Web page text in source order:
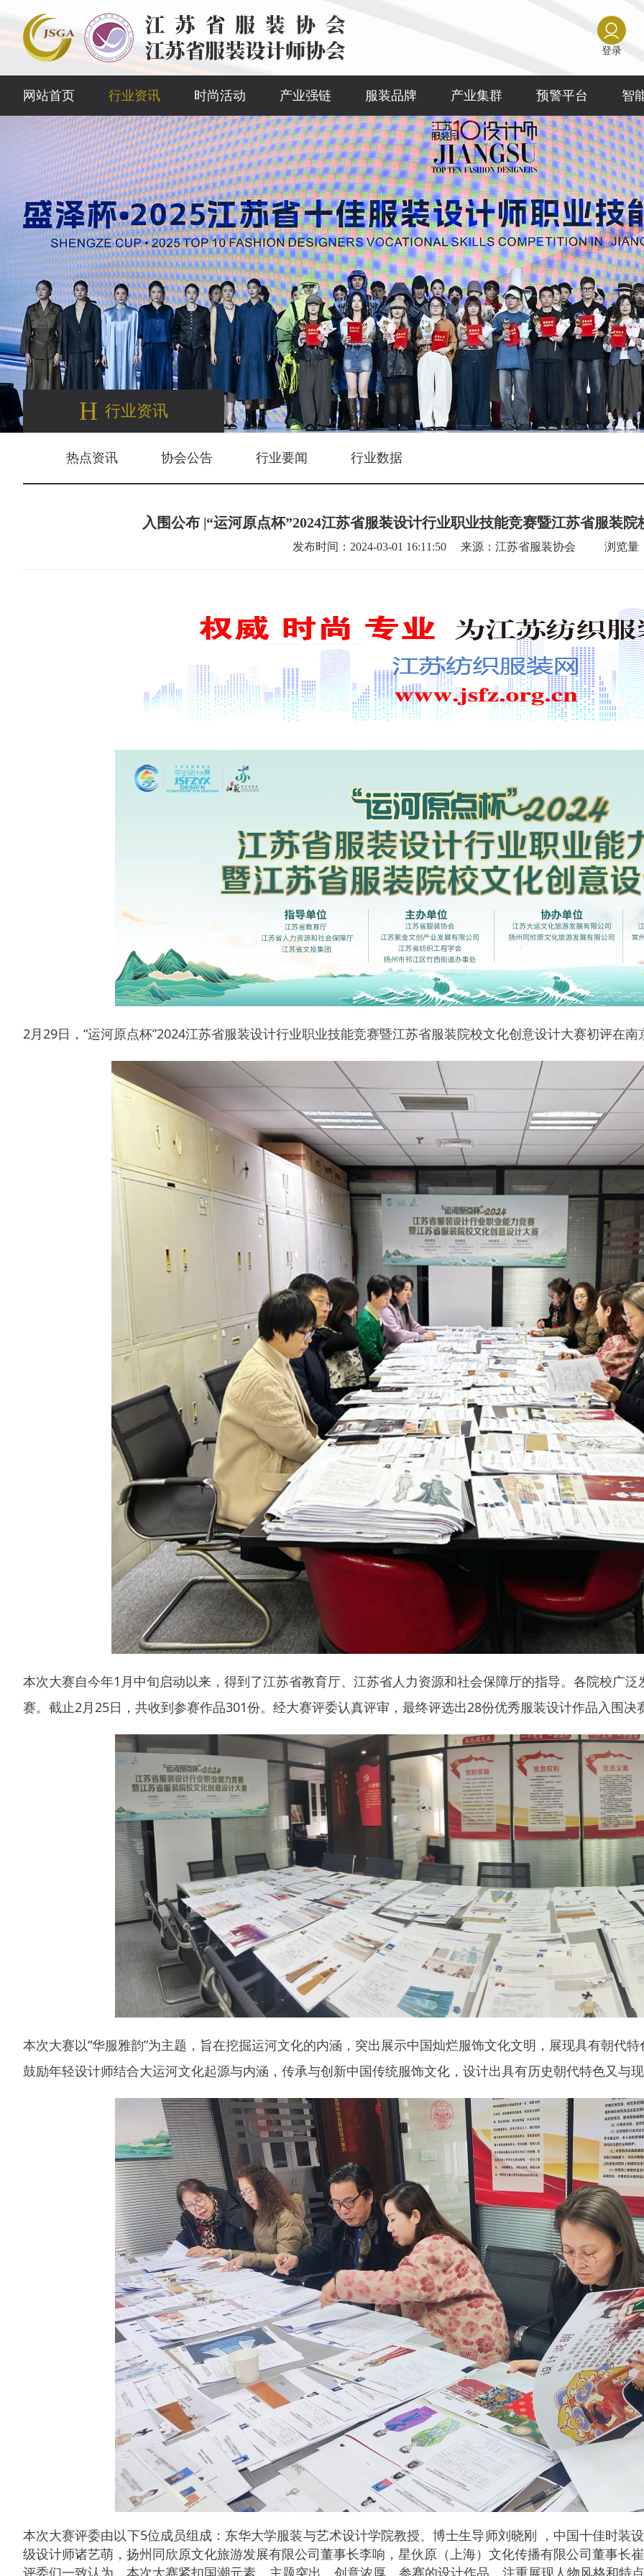
登录
网站首页 行业资讯 时尚活动 产业强链 服装品牌 产业集群 预警平台 智
H 行业资讯
热点资讯 协会公告 行业要闻 行业数据
入围公布 |“运河原点杯”2024江苏省服装设计行业职业技能竞赛暨江苏省服装
发布时间：2024-03-01 16:11:50 来源：江苏省服装协会 浏览量
2月29日，“运河原点杯”2024江苏省服装设计行业职业技能竞赛暨江苏省服装院校文化创意设计大赛初评在南
本次大赛自今年1月中旬启动以来，得到了江苏省教育厅、江苏省人力资源和社会保障厅的指导。各院校广
赛。截止2月25日，共收到参赛作品301份。经大赛评委认真评审，最终评选出28份优秀服装设计作品入围决
本次大赛以“华服雅韵”为主题，旨在挖掘运河文化的内涵，突出展示中国灿烂服饰文化文明，展现具有朝代
鼓励年轻设计师结合大运河文化起源与内涵，传承与创新中国传统服饰文化，设计出具有历史朝代特色又与
本次大赛评委由以下5位成员组成：东华大学服装与艺术设计学院教授、博士生导师刘晓刚 ，中国十佳时装
级设计师诸艺萌，扬州同欣原文化旅游发展有限公司董事长李响，星伙原（上海）文化传播有限公司董事长
评委们一致认为，本次大赛紧扣国潮元素，主题突出，创意浓厚，参赛的设计作品，注重展现人物风格和特